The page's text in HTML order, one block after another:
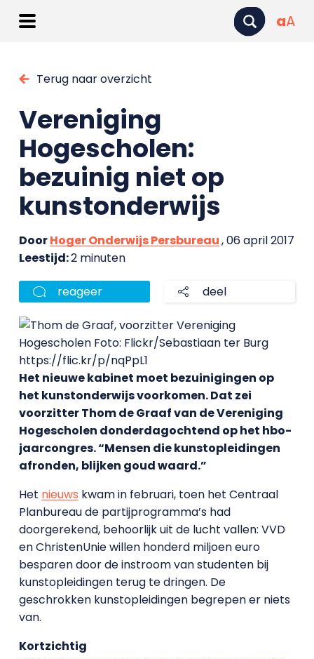
aA
Terug naar overzicht
Vereniging
Hogescholen:
bezuinig niet op
kunstonderwijs
DoorHoger Onderwijs Persbureau, 06 april 2017
Leestijd:2 minuten
reageer deel
Het nieuwe kabinet moet bezuinigingen op
het kunstonderwijs voorkomen. Dat zei
voorzitter Thom de Graaf van de Vereniging
Hogescholen donderdagochtend op het hbo-
jaarcongres. “Mensen die kunstopleidingen
afronden, blijken goud waard.”
Het nieuws kwam in februari, toen het Centraal
Planbureau de partijprogramma’s had
doorgerekend, behoorlijk uit de lucht vallen: VVD
en ChristenUnie willen honderd miljoen euro
besparen door de instroom van studenten bij
kunstopleidingen terug te dringen. De
geschrokken kunstopleidingen begrepen er niets
van.
Kortzichtig